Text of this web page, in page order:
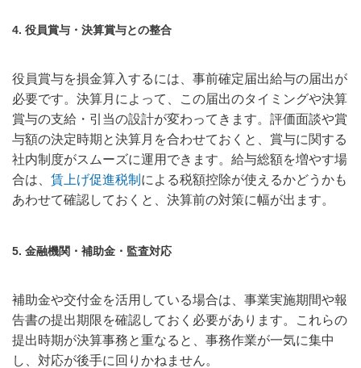
4. 役員賞与・決算賞与との整合
役員賞与を損金算入するには、事前確定届出給与の届出が
必要です。決算月によって、この届出のタイミングや決算
賞与の支給・引当の設計が変わってきます。評価面談や賞
与額の決定時期と決算月を合わせておくと、賞与に関する
社内制度がスムーズに運用できます。給与総額を増やす場
合は、 賃上げ促進税制 による税額控除が使えるかどうかも
あわせて確認しておくと、決算前の対策に幅が出ます。
5. 金融機関・補助金・監査対応
補助金や交付金を活用している場合は、事業実施期間や報
告書の提出期限を確認しておく必要があります。これらの
提出時期が決算事務と重なると、事務作業が一気に集中
し、対応が後手に回りかねません。